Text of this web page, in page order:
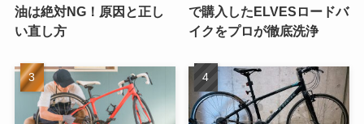
油は絶対NG！原因と正し
い直し方
で購入したELVESロードバ
イクをプロが徹底洗浄